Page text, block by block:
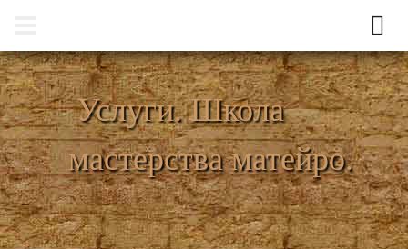
Услуги. Школа
мастерства матейро.